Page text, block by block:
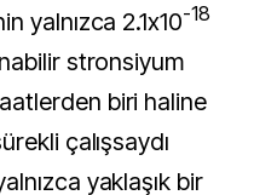
yalnızca 2.1x10-18
stronsiyum
biri haline
çalışsaydı
yaklaşık bir